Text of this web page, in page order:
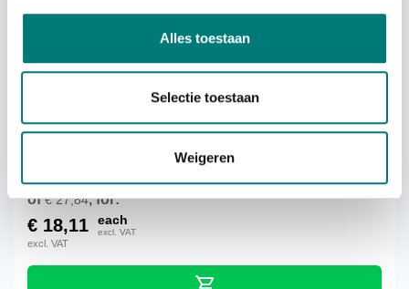
Alles toestaan
Selectie toestaan
Weigeren
Danfoss®/Ikusi® TM50 protective
of€27,84, for:
€ 18,11 each
excl. VAT
excl. VAT